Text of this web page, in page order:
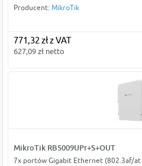
Producent: MikroTik
771,32 zł z VAT
627,09 zł netto
MikroTik RB5009UPr+S+OUT
7x portów Gigabit Ethernet (802.3af/at